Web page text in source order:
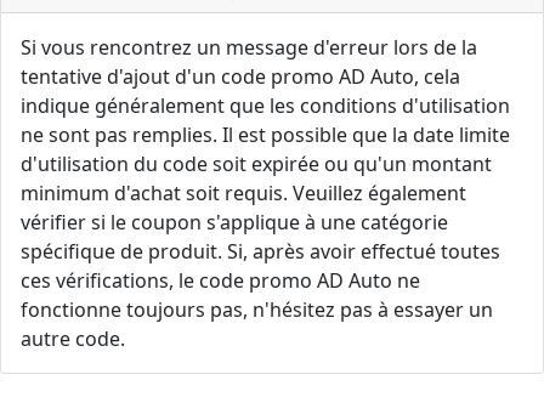
Si vous rencontrez un message d'erreur lors de la
tentative d'ajout d'un code promo AD Auto, cela
indique généralement que les conditions d'utilisation
ne sont pas remplies. Il est possible que la date limite
d'utilisation du code soit expirée ou qu'un montant
minimum d'achat soit requis. Veuillez également
vérifier si le coupon s'applique à une catégorie
spécifique de produit. Si, après avoir effectué toutes
ces vérifications, le code promo AD Auto ne
fonctionne toujours pas, n'hésitez pas à essayer un
autre code.